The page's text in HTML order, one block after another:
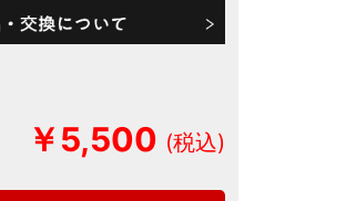
￥5,500